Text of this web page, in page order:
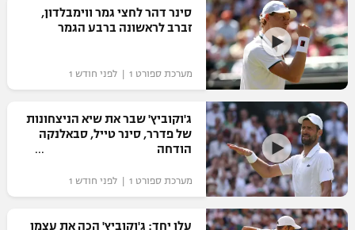
כדורגל ישראלי
ליגת העל
גביע הטוטו
ליגיונרים
גביע המדינה
כדורגל עולמי
ליגת האלופות
ליגה אירופית
ליגה אנגלית
כדורסל ישראלי
ליגת ווינר סל
ליגה לאומית
כדורסל עולמי
NBA
סינר דהר לחצי גמר ווימבלדון,
זברב לראשונה ברבע הגמר
מערכת ספורט 1 | לפני חודש 1
ג'וקוביץ' שבר את שיא הניצחונות
של פדרר, סינר טייל, סבאלנקה
הודחה
מערכת ספורט 1 | לפני חודש 1
עלו יחד: ג'וקוביץ' הכה את עצמו